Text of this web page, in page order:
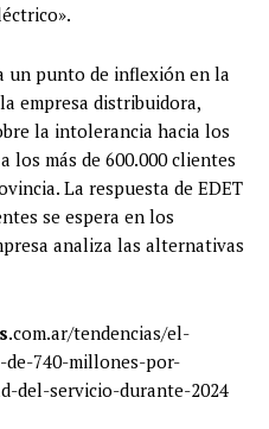
un punto de inflexión en la
empresa distribuidora,
la intolerancia hacia los
los más de 600.000 clientes
La respuesta de EDET
se espera en los
analiza las alternativas
.com.ar/tendencias/el-
740-millones-por-
del-servicio-durante-2024